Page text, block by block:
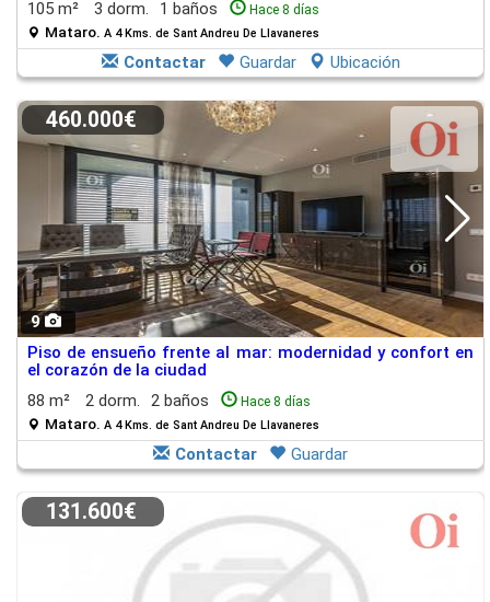
105 m² 3 dorm. 1 baños Hace 8 días
Mataro. A 4 Kms. de Sant Andreu De Llavaneres
Contactar Guardar Ubicación
9
460.000€
Piso de ensueño frente al mar: modernidad y confort en
el corazón de la ciudad
88 m²
2 dorm. 2 baños Hace 8 días
Mataro. A 4 Kms. de Sant Andreu De Llavaneres
Contactar Guardar
131.600€